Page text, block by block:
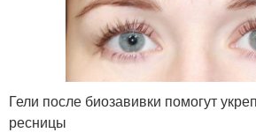
Гели после биозавивки помогут
ресницы